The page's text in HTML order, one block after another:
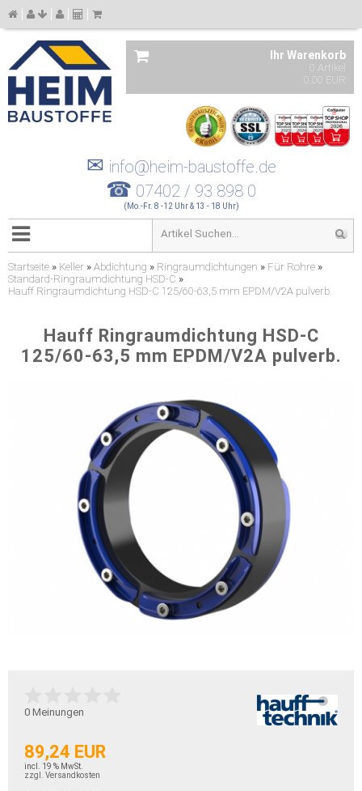
Ihr Warenkorb
0 Artikel
0,00 EUR
✉ info@heim-baustoffe.de
☎ 07402 / 93 898 0
(Mo.-Fr. 8 -12 Uhr & 13 - 18 Uhr)
Startseite » Keller » Abdichtung » Ringraumdichtungen » Für Rohre »
Standard-Ringraumdichtung HSD-C »
Hauff Ringraumdichtung HSD-C 125/60-63,5 mm EPDM/V2A pulverb.
Hauff Ringraumdichtung HSD-C
125/60-63,5 mm EPDM/V2A pulverb.
0 Meinungen
89,24 EUR
incl. 19 % MwSt.
zzgl. Versandkosten